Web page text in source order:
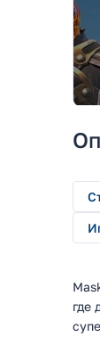
где